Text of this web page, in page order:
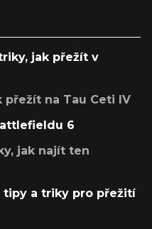
jak přežít v
přežít na Tau Ceti IV
6
jak najít ten
tipy a triky pro přežití